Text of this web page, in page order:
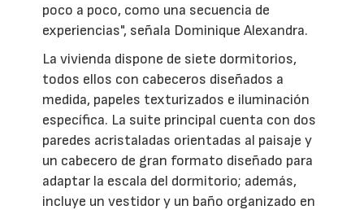
poco a poco, como una secuencia de
experiencias", señala Dominique Alexandra.
La vivienda dispone de siete dormitorios,
todos ellos con cabeceros diseñados a
medida, papeles texturizados e iluminación
específica. La suite principal cuenta con dos
paredes acristaladas orientadas al paisaje y
un cabecero de gran formato diseñado para
adaptar la escala del dormitorio; además,
incluye un vestidor y un baño organizado en